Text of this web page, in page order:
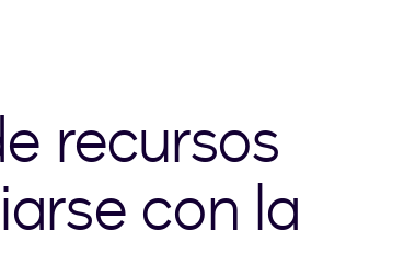
recursos
con la